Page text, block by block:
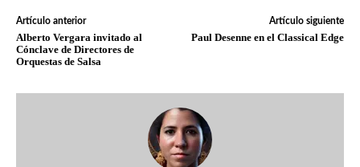
Artículo anterior
Alberto Vergara invitado al
Cónclave de Directores de
Orquestas de Salsa
Artículo siguiente
Paul Desenne en el Classical Edge